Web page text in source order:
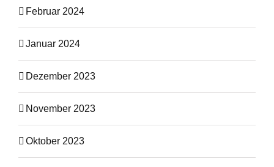
Februar 2024
Januar 2024
Dezember 2023
November 2023
Oktober 2023